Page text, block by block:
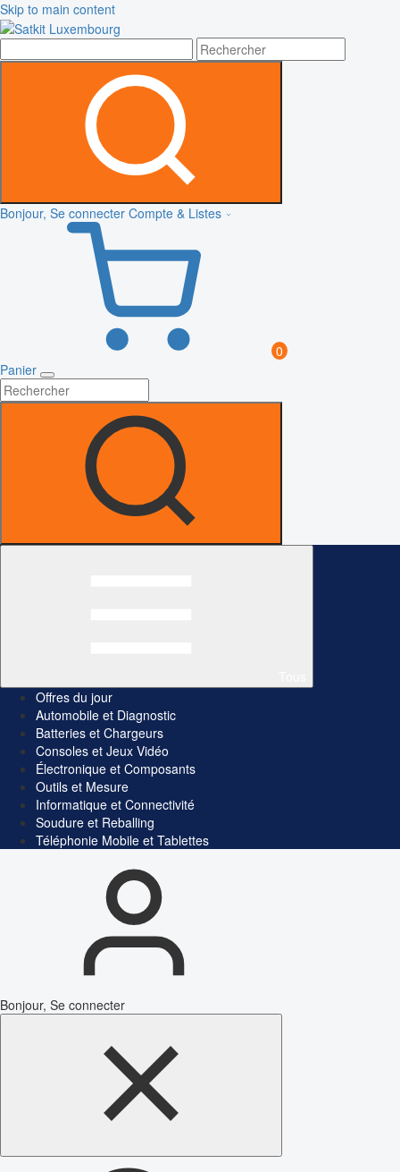
Skip to main content
Bonjour, Se connecter Compte & Listes
0
Panier
Offres du jour
Automobile et Diagnostic
Batteries et Chargeurs
Consoles et Jeux Vidéo
Électronique et Composants
Outils et Mesure
Informatique et Connectivité
Soudure et Reballing
Téléphonie Mobile et Tablettes
Bonjour, Se connecter